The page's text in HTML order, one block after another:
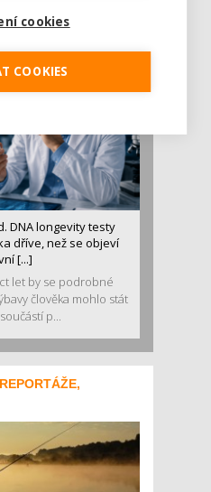
ně...
DNA longevity testy
dříve, než se objeví
[...]
let by se podrobné
člověka mohlo stát
p...
cookies
COOKIES